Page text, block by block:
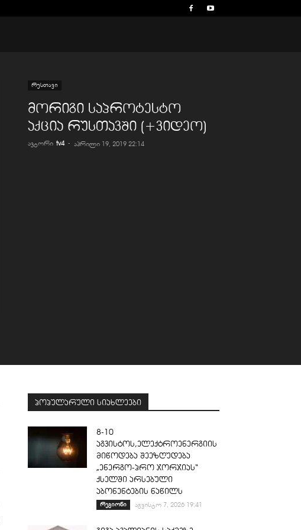
რუსთავი
მორიგი საპროტესტო
აქცია რუსთავში (+ვიდეო)
ავტორი tv4 - აპრილი 19, 2019 22:14
პოპულარული სიახლეები
8-10
აგვისტოს,ელექტროენერგიის
მიწოდება შეეზღუდება
„ენერგო-პრო ჯორჯიას“
ქსელში არსებული
აბონენტების ნაწილს
რეგიონი აგვისტო 7, 2026 19:41